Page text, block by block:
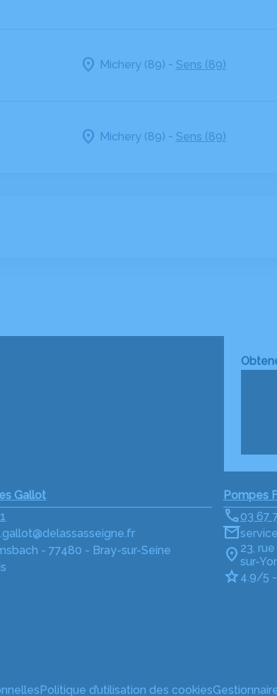
Michery (89) - Sens (89)
Michery (89) - Sens (89)
Gallot
- 77480 - Bray-sur-Seine
Pompes
03 67
23,
sur-
4.9/5 -
Politique d’utilisation des cookies